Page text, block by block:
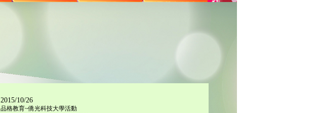
2015/10/26
品格教育~僑光科技大學活動